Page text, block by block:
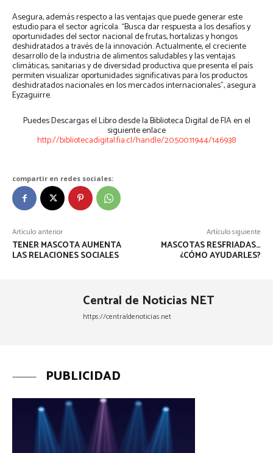
Asegura, además respecto a las ventajas que puede generar este
estudio para el sector agrícola. “Busca dar respuesta a los desafíos y
oportunidades del sector nacional de frutas, hortalizas y hongos
deshidratados a través de la innovación. Actualmente, el creciente
desarrollo de la industria de alimentos saludables y las ventajas
climáticas, sanitarias y de diversidad productiva que presenta el país
permiten visualizar oportunidades significativas para los productos
deshidratados nacionales en los mercados internacionales”, asegura
Eyzaguirre.
Puedes Descargas el Libro desde la Biblioteca Digital de FIA en el
siguiente enlace
http://bibliotecadigital.fia.cl/handle/20.500.11944/146938
compartir en redes sociales:
Artículo anterior
TENER MASCOTA AUMENTA
LAS RELACIONES SOCIALES
Artículo siguiente
MASCOTAS RESFRIADAS…
¿CÓMO AYUDARLES?
Central de Noticias NET
https://centraldenoticias.net
PUBLICIDAD